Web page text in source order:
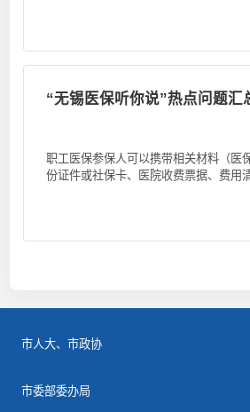
“无锡医保听你说”热点问题汇
职工医保参保人可以携带相关材料（医
份证件或社保卡、医院收费票据、费用
市人大、市政协
市委部委办局